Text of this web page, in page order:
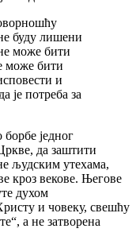
буду лишени
може бити
може бити
и
је потреба за
једног
да заштити
људским утехама,
кроз векове. Његове
духом
и човеку, свешћу
а не затворена